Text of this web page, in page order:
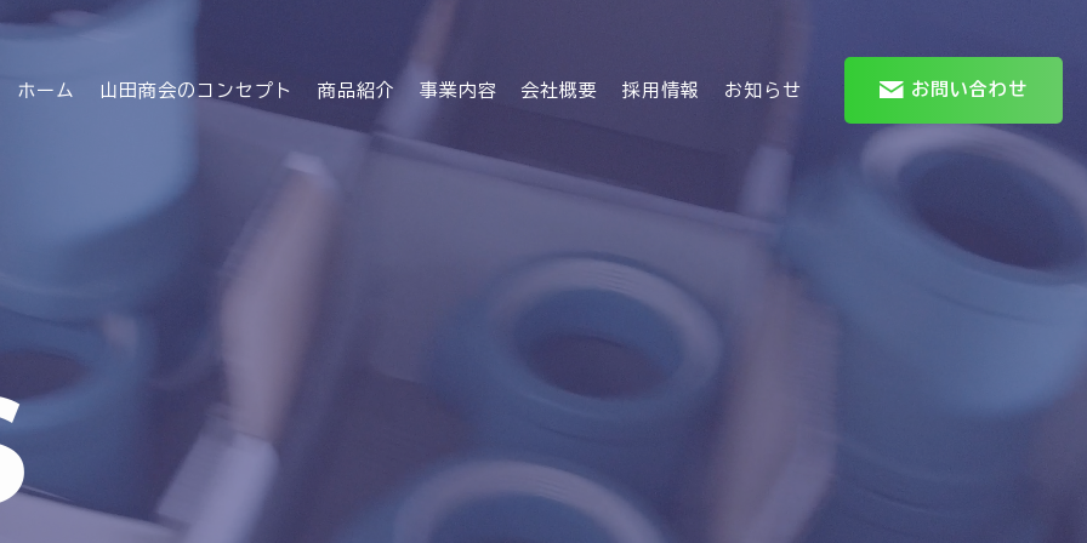
ホーム 山田商会のコンセプト 商品紹介 事業内容 会社概要 採用情報 お知らせ お問い合わせ